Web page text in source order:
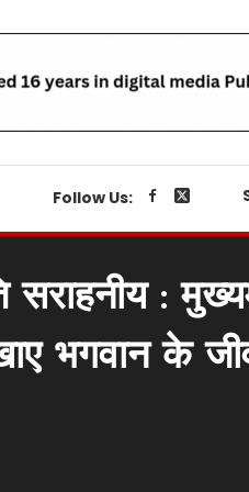
Follow Us:
:
भगवान के